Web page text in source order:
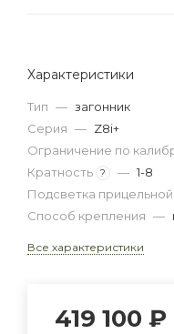
Характеристики
Тип — загонник
Серия — Z8i+
Ограничение по
Кратность ? — 1-8
Подсветка прицельной
Способ крепления —
Все характеристики
419 100 ₽